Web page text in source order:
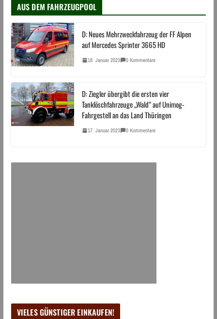
AUS DEM FAHRZEUGPOOL
D: Neues Mehrzweckfahrzeug der FF Alpen
auf Mercedes Sprinter 3665 HD
18. Januar 2023 0 Kommentare
D: Ziegler übergibt die ersten vier
Tanklöschfahrzeuge „Wald“ auf Unimog-
Fahrgestell an das Land Thüringen
17. Januar 2023 0 Kommentare
VIELES GÜNSTIGER EINKAUFEN!